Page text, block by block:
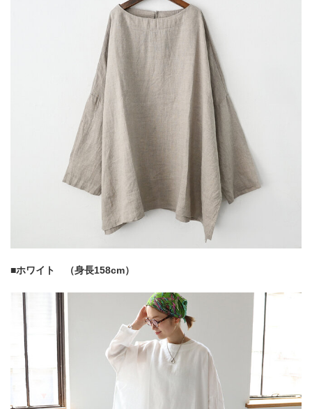
■ホワイト （身長158cm）